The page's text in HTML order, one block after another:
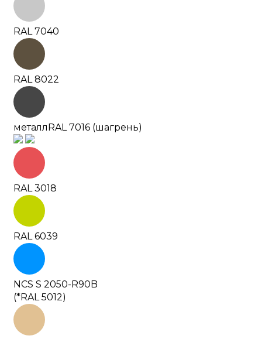
RAL 7040
RAL 8022
металлRAL 7016 (шагрень)
RAL 3018
RAL 6039
NCS S 2050-R90B
(*RAL 5012)